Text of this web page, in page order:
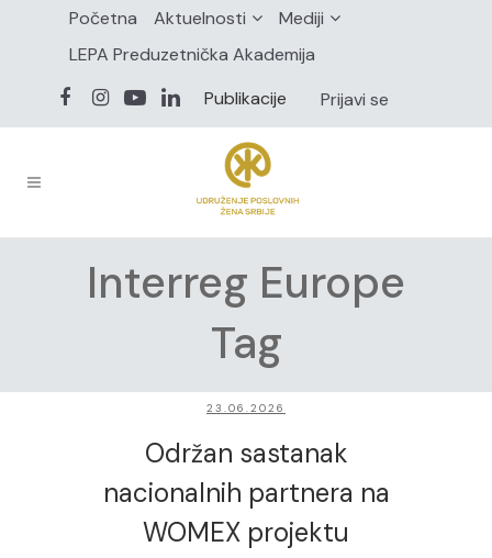
Početna Aktuelnosti
Mediji
LEPA Preduzetnička Akademija
Publikacije
Prijavi se
Interreg Europe
Tag
23.06.2026
Održan sastanak
nacionalnih partnera na
WOMEX projektu